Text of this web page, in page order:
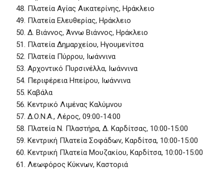
Πλατεία Αγίας Αικατερίνης, Ηράκλειο
Πλατεία Ελευθερίας, Ηράκλειο
Δ. Βιάννος, Άννω Βιάννος, Ηράκλειο
Πλατεία Δημαρχείου, Ηγουμενίτσα
Πλατεία Πύρρου, Ιωάννινα
Αρχοντικό Πυρσινέλλα, Ιωάννινα
Περιφέρεια Ηπείρου, Ιωάννινα
Καβάλα
Κεντρικό Λιμένας Καλύμνου
Δ.Ο.Ν.Α., Λέρος, 09:00-14:00
Πλατεία Ν. Πλαστήρα, Δ. Καρδίτσας, 10:00-15:00
Κεντρική Πλατεία Σοφάδων, Καρδίτσα, 10:00-15:00
Κεντρική Πλατεία Μουζακίου, Καρδίτσα, 10:00-15:00
Λεωφόρος Κύκνων, Καστοριά